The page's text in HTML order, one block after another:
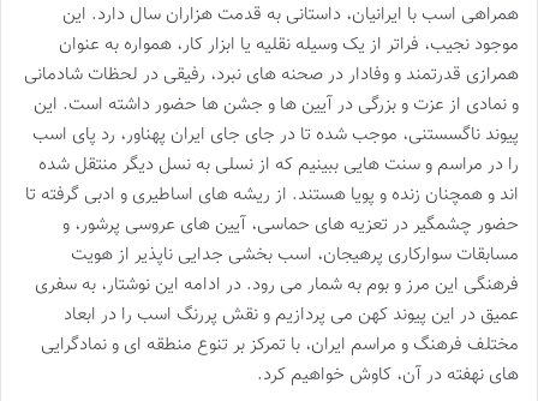
همراهی اسب با ایرانیان، داستانی به قدمت هزاران سال دارد. این
موجود نجیب، فراتر از یک وسیله نقلیه یا ابزار کار، همواره به عنوان
همرازی قدرتمند و وفادار در صحنه های نبرد، رفیقی در لحظات شادمانی
و نمادی از عزت و بزرگی در آیین ها و جشن ها حضور داشته است. این
پیوند ناگسستنی، موجب شده تا در جای جای ایران پهناور، رد پای اسب
را در مراسم و سنت هایی ببینیم که از نسلی به نسل دیگر منتقل شده
اند و همچنان زنده و پویا هستند. از ریشه های اساطیری و ادبی گرفته تا
حضور چشمگیر در تعزیه های حماسی، آیین های عروسی پرشور، و
مسابقات سوارکاری پرهیجان، اسب بخشی جدایی ناپذیر از هویت
فرهنگی این مرز و بوم به شمار می رود. در ادامه این نوشتار، به سفری
عمیق در این پیوند کهن می پردازیم و نقش پررنگ اسب را در ابعاد
مختلف فرهنگ و مراسم ایران، با تمرکز بر تنوع منطقه ای و نمادگرایی
های نهفته در آن، کاوش خواهیم کرد.